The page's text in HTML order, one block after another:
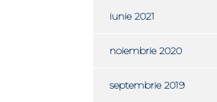
iunie 2021
noiembrie 2020
septembrie 2019